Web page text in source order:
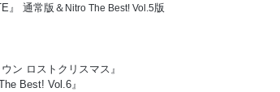
』 通常版＆ Nitro The Best! Vol.5 版
ン ロストクリスマス』
Best! Vol.6』